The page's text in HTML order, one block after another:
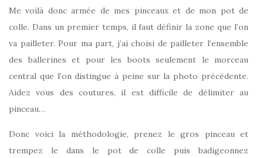
Me voilà donc armée de mes pinceaux et de mon pot de
colle. Dans un premier temps, il faut définir la zone que l’on
va pailleter. Pour ma part, j’ai choisi de pailleter l’ensemble
des ballerines et pour les boots seulement le morceau
central que l’on distingue à peine sur la photo précédente.
Aidez vous des coutures, il est difficile de délimiter au
pinceau…
Donc voici la méthodologie, prenez le gros pinceau et
trempez le dans le pot de colle puis badigeonnez